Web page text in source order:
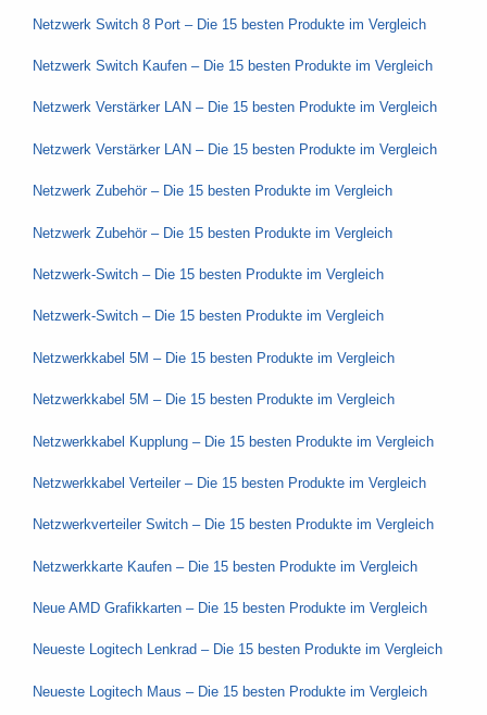
Netzwerk Switch 8 Port – Die 15 besten Produkte im Vergleich
Netzwerk Switch Kaufen – Die 15 besten Produkte im Vergleich
Netzwerk Verstärker LAN – Die 15 besten Produkte im Vergleich
Netzwerk Verstärker LAN – Die 15 besten Produkte im Vergleich
Netzwerk Zubehör – Die 15 besten Produkte im Vergleich
Netzwerk Zubehör – Die 15 besten Produkte im Vergleich
Netzwerk-Switch – Die 15 besten Produkte im Vergleich
Netzwerk-Switch – Die 15 besten Produkte im Vergleich
Netzwerkkabel 5M – Die 15 besten Produkte im Vergleich
Netzwerkkabel 5M – Die 15 besten Produkte im Vergleich
Netzwerkkabel Kupplung – Die 15 besten Produkte im Vergleich
Netzwerkkabel Verteiler – Die 15 besten Produkte im Vergleich
Netzwerkverteiler Switch – Die 15 besten Produkte im Vergleich
Netzwerkkarte Kaufen – Die 15 besten Produkte im Vergleich
Neue AMD Grafikkarten – Die 15 besten Produkte im Vergleich
Neueste Logitech Lenkrad – Die 15 besten Produkte im Vergleich
Neueste Logitech Maus – Die 15 besten Produkte im Vergleich